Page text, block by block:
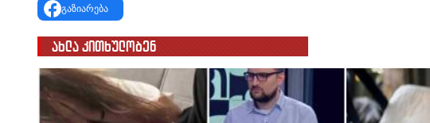
გაზიარება
ახლა კითხულობენ